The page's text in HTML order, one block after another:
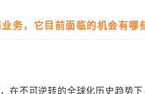
务，它目前面临的机会有哪
在不可逆转的全球化历史趋势